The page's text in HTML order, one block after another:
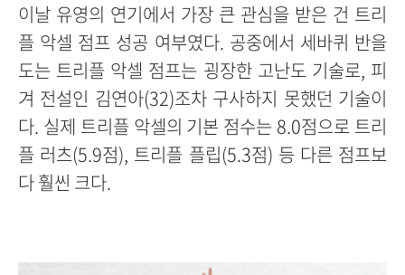
이날 유영의 연기에서 가장 큰 관심을 받은 건 트리
플 악셀 점프 성공 여부였다. 공중에서 세바퀴 반을
도는 트리플 악셀 점프는 굉장한 고난도 기술로, 피
겨 전설인 김연아(32)조차 구사하지 못했던 기술이
다. 실제 트리플 악셀의 기본 점수는 8.0점으로 트리
플 러츠(5.9점), 트리플 플립(5.3점) 등 다른 점프보
다 훨씬 크다.